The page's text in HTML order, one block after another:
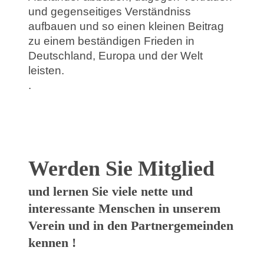
und gegenseitiges Verständniss
aufbauen und so einen kleinen Beitrag
zu einem beständigen Frieden in
Deutschland, Europa und der Welt
leisten.
.
Werden Sie Mitglied
und lernen Sie viele nette und
interessante Menschen in unserem
Verein und in den Partnergemeinden
kennen !